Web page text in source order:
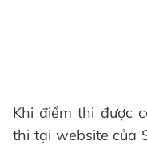
Khi điểm thi được
thi tại website của